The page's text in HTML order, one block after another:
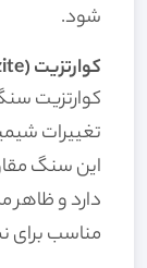
شود.
کوارتزیت (Quartzite)
کوارتزیت
تغییرات
این سنگ
دارد و ظاهر
مناسب برای